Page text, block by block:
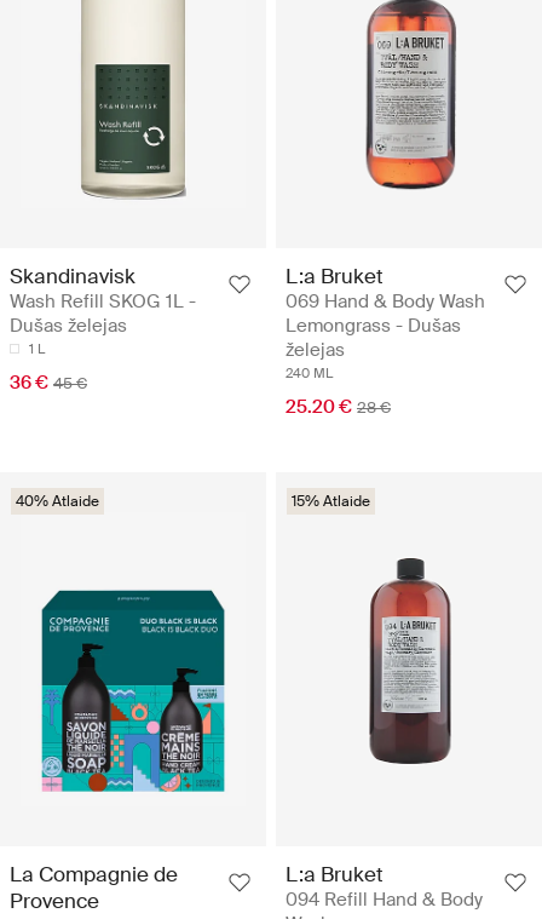
Skandinavisk
Wash Refill SKOG 1L -
Dušas želejas
1 L
36 € 45 €
L:a Bruket
069 Hand & Body Wash
Lemongrass - Dušas
želejas
240 ML
25.20 € 28 €
40% Atlaide
La Compagnie de
Provence
15% Atlaide
L:a Bruket
094 Refill Hand & Body